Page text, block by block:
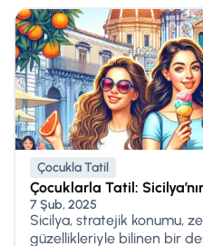
Çocukla Tatil
Çocuklarla Tatil:
7 Şub, 2025
Sicilya, stratejik konumu,
güzellikleriyle bilinen bir